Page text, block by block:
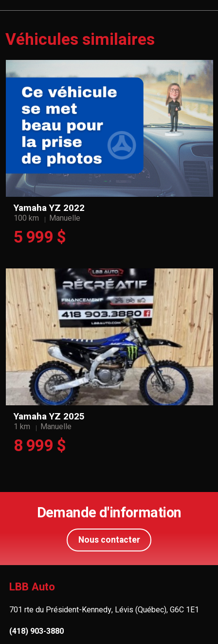
Véhicules similaires
Yamaha YZ 2022
100 km Manuelle
5 999 $
Yamaha YZ 2025
1 km Manuelle
8 999 $
Demande d'information
Nous contacter
LBB Auto
701 rte du Président-Kennedy, Lévis (Québec), G6C 1E1
(418) 903-3880